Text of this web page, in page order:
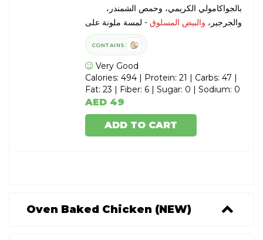
بالجواكامولي الكريمي، وحمص الشمندر،
والجرجير، والبيض المسلوق - لمسة ملونة على
CONTAINS:
Very Good
Calories: 494 | Protein: 21 | Carbs: 47 |
Fat: 23 | Fiber: 6 | Sugar: 0 | Sodium: 0
AED 49
ADD TO CART
Oven Baked Chicken (NEW)